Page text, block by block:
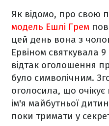
Як відомо, про свою
модель Ешлі Грем
цей день вона з
Ервіном святкувала
відтак оголошення
було символічним.
оголосила, що
ім'я майбутньої
поки тримати у